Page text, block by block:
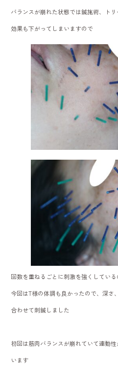
バランスが崩れた状態では鍼施術、トリ
効果も下がってしまいますので
回数を重ねるごとに刺激を強くしてい
今回はT様の体調も良かったので、深さ
合わせて刺鍼しました
初回は筋肉バランスが崩れていて連動性
います